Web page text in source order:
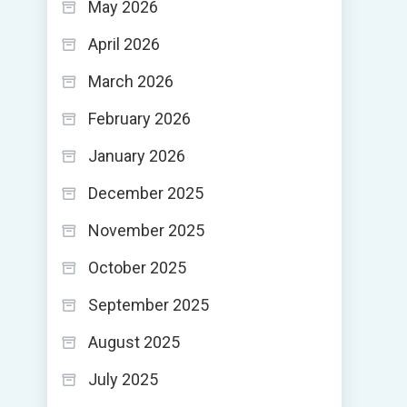
May 2026
April 2026
March 2026
February 2026
January 2026
December 2025
November 2025
October 2025
September 2025
August 2025
July 2025